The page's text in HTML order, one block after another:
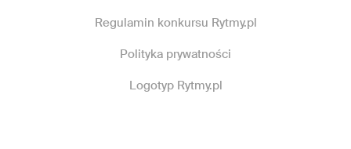
Regulamin konkursu Rytmy.pl
Polityka prywatności
Logotyp Rytmy.pl